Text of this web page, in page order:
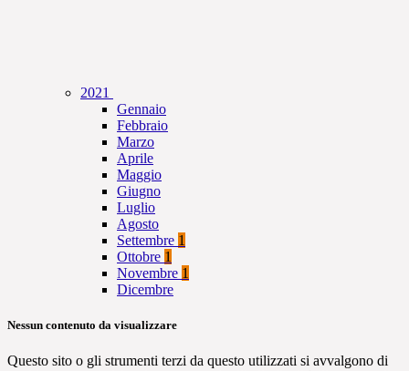
2021
Gennaio
Febbraio
Marzo
Aprile
Maggio
Giugno
Luglio
Agosto
Settembre 1
Ottobre 1
Novembre 1
Dicembre
Nessun contenuto da visualizzare
Questo sito o gli strumenti terzi da questo utilizzati si avvalgono di